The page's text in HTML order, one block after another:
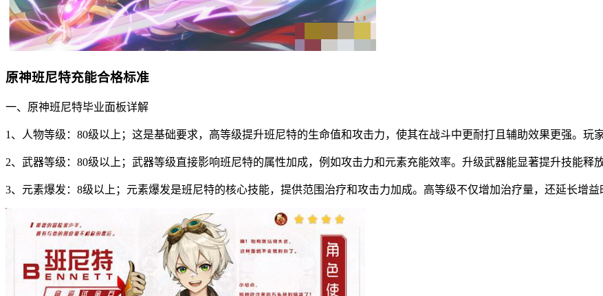
原神班尼特充能合格标准
一、原神班尼特毕业面板详解
1、人物等级：80级以上；这是基础要求，高等级提升班尼特的生命值和攻击力，使其在战斗中更耐打且辅助效果更强。玩
2、武器等级：80级以上；武器等级直接影响班尼特的属性加成，例如攻击力和元素充能效率。升级武器能显著提升技能释
3、元素爆发：8级以上；元素爆发是班尼特的核心技能，提供范围治疗和攻击力加成。高等级不仅增加治疗量，还延长增益